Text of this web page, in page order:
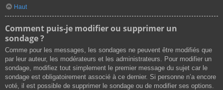
Haut
Comment puis-je modifier ou supprimer un
sondage ?
Comme pour les messages, les sondages ne peuvent être modifiés que
par leur auteur, les modérateurs et les administrateurs. Pour modifier un
sondage, modifiez tout simplement le premier message du sujet car le
sondage est obligatoirement associé à ce dernier. Si personne n’a encore
voté, il est possible de supprimer le sondage ou de modifier ses options.